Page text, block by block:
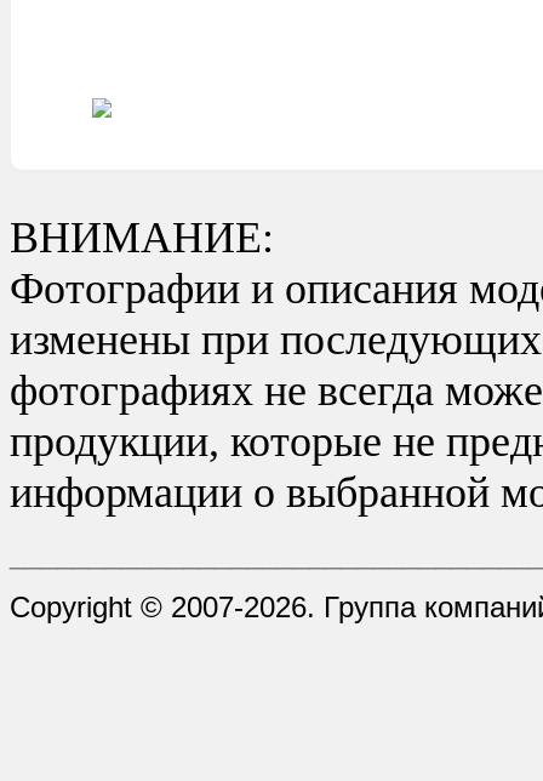
ВНИМАНИЕ:
Фотографии и описания
изменены при последующих
фотографиях не всегда
продукции, которые не
информации о выбранной
Copyright © 2007-2026. Группа